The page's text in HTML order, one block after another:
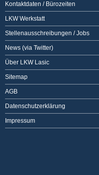
Kontaktdaten / Bürozeiten
LKW Werkstatt
Stellenausschreibungen / Jobs
News (via Twitter)
Über LKW Lasic
Sitemap
AGB
Datenschutzerklärung
Impressum